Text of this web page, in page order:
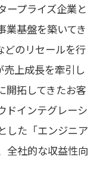
ープライズ企業と
業基盤を築いてき
どのリセールを行
上成長を牽引し
開拓してきたお客
ドインテグレーシ
した「エンジニア
全社的な収益性向